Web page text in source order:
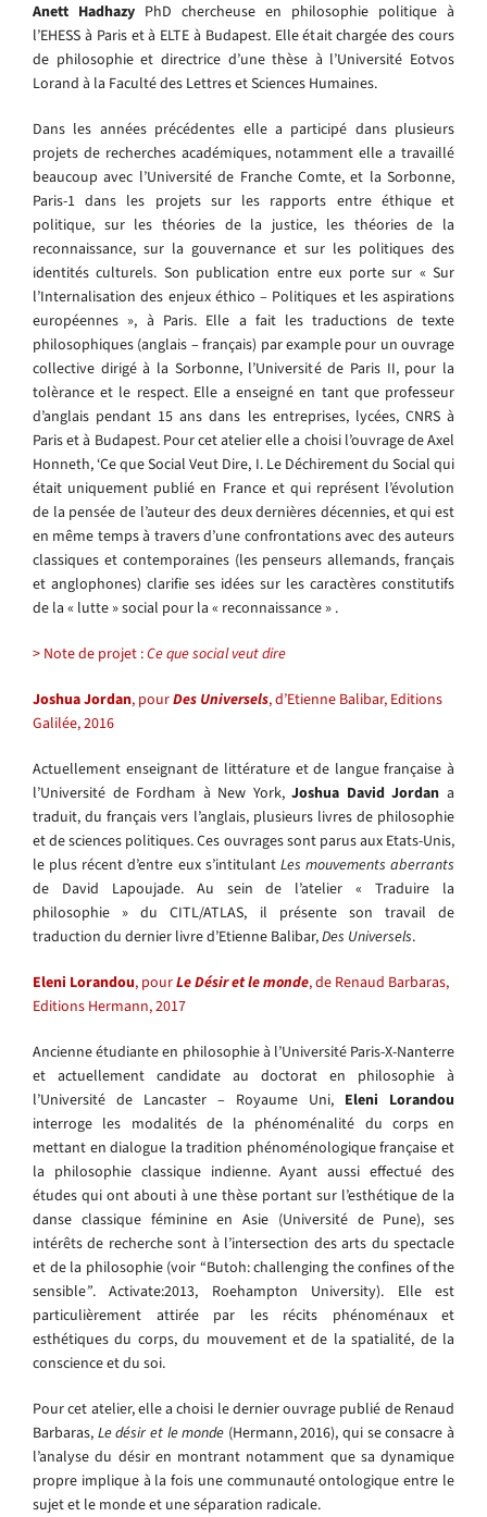
Anett Hadhazy PhD chercheuse en philosophie politique à
l’EHESS à Paris et à ELTE à Budapest. Elle était chargée des cours
de philosophie et directrice d’une thèse à l’Université Eotvos
Lorand à la Faculté des Lettres et Sciences Humaines.
Dans les années précédentes elle a participé dans plusieurs
projets de recherches académiques, notamment elle a travaillé
beaucoup avec l’Université de Franche Comte, et la Sorbonne,
Paris-1 dans les projets sur les rapports entre éthique et
politique, sur les théories de la justice, les théories de la
reconnaissance, sur la gouvernance et sur les politiques des
identités culturels. Son publication entre eux porte sur « Sur
l’Internalisation des enjeux éthico – Politiques et les aspirations
européennes », à Paris. Elle a fait les traductions de texte
philosophiques (anglais – français) par example pour un ouvrage
collective dirigé à la Sorbonne, l’Université de Paris II, pour la
tolèrance et le respect. Elle a enseigné en tant que professeur
d’anglais pendant 15 ans dans les entreprises, lycées, CNRS à
Paris et à Budapest. Pour cet atelier elle a choisi l’ouvrage de Axel
Honneth, ‘Ce que Social Veut Dire, I. Le Déchirement du Social qui
était uniquement publié en France et qui représent l’évolution
de la pensée de l’auteur des deux dernières décennies, et qui est
en même temps à travers d’une confrontations avec des auteurs
classiques et contemporaines (les penseurs allemands, français
et anglophones) clarifie ses idées sur les caractères constitutifs
de la « lutte » social pour la « reconnaissance » .
> Note de projet :Ce que social veut dire
Joshua Jordan, pourDes Universels, d’Etienne Balibar, Editions
Galilée, 2016
Actuellement enseignant de littérature et de langue française à
l’Université de Fordham à New York,Joshua David Jordan a
traduit, du français vers l’anglais, plusieurs livres de philosophie
et de sciences politiques. Ces ouvrages sont parus aux Etats-Unis,
le plus récent d’entre eux s’intitulant Les mouvements aberrants
de David Lapoujade. Au sein de l’atelier « Traduire la
philosophie » du CITL/ATLAS, il présente son travail de
traduction du dernier livre d’Etienne Balibar,Des Universels.
Eleni Lorandou, pourLe Désir et le monde, de Renaud Barbaras,
Editions Hermann, 2017
Ancienne étudiante en philosophie à l’Université Paris-X-Nanterre
et actuellement candidate au doctorat en philosophie à
l’Université de Lancaster – Royaume Uni, Eleni Lorandou
interroge les modalités de la phénoménalité du corps en
mettant en dialogue la tradition phénoménologique française et
la philosophie classique indienne. Ayant aussi effectué des
études qui ont abouti à une thèse portant sur l’esthétique de la
danse classique féminine en Asie (Université de Pune), ses
intérêts de recherche sont à l’intersection des arts du spectacle
et de la philosophie (voir “Butoh: challenging the confines of the
sensible”. Activate:2013, Roehampton University). Elle est
particulièrement attirée par les récits phénoménaux et
esthétiques du corps, du mouvement et de la spatialité, de la
conscience et du soi.
Pour cet atelier, elle a choisi le dernier ouvrage publié de Renaud
Barbaras, Le désir et le monde (Hermann, 2016), qui se consacre à
l’analyse du désir en montrant notamment que sa dynamique
propre implique à la fois une communauté ontologique entre le
sujet et le monde et une séparation radicale.